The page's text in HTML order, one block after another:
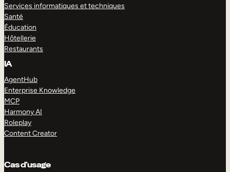
Services informatiques et techniques
Santé
Éducation
Hôtellerie
Restaurants
IA
AgentHub
Enterprise Knowledge
MCP
Harmony AI
Roleplay
Content Creator
Cas d’usage